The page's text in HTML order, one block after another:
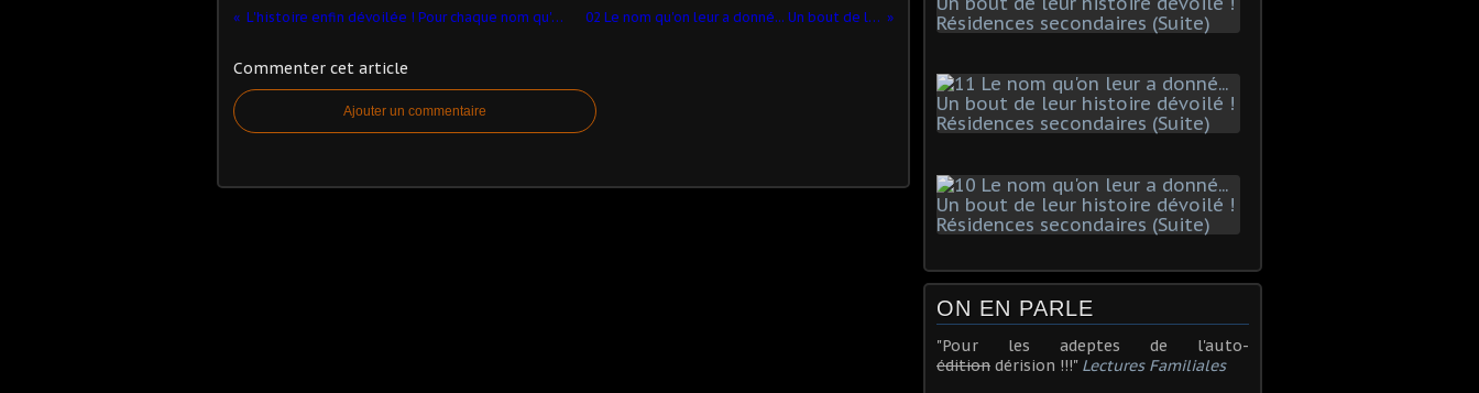
L'histoire enfin dévoilée ! Pour chaque nom qu'on leur a donné... un texte. Résidences secondaires (suite).
02 Le nom qu'on leur a donné... Un bout de leur histoire dévoilé ! Résidences secondaires (Suite)
Commenter cet article
Ajouter un commentaire
ON EN PARLE
"Pour les adeptes de l'auto-
édition dérision !!!" Lectures Familiales